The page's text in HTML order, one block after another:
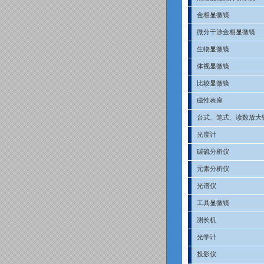
金相显微镜
微分干涉金相显微镜
生物显微镜
体视显微镜
比较显微镜
磁性表座
台式、笔式、读数放大
光度计
碳硫分析仪
元素分析仪
光谱仪
工具显微镜
测长机
光学计
投影仪